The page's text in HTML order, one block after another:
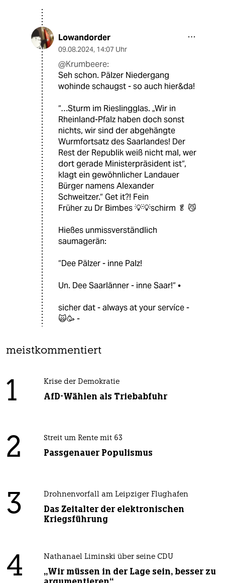
Lowandorder
09.08.2024, 14:07 Uhr
@Krumbeere:
Seh schon. Pälzer Niedergang
wohinde schaugst - so auch hier&da!
“…Sturm im Rieslingglas. „Wir in
Rheinland-Pfalz haben doch sonst
nichts, wir sind der abgehängte
Wurmfortsatz des Saarlandes! Der
Rest der Republik weiß nicht mal, wer
dort gerade Ministerpräsident ist“,
klagt ein gewöhnlicher Landauer
Bürger namens Alexander
Schweitzer.“ Get it?! Fein
Früher zu Dr Bimbes 💡💡schirm 🥬 😼
Hießes unmissverständlich
saumagerän:
“Dee Pälzer - inne Palz!
Un. Dee Saarlänner - inne Saar!“ •
sicher dat - always at your servíce -
🙀🥳 -
meistkommentiert
1 Krise der Demokratie
AfD-Wählen als Triebabfuhr
2 Streit um Rente mit 63
Passgenauer Populismus
3 Drohnenvorfall am Leipziger Flughafen
Das Zeitalter der elektronischen
Kriegsführung
4 Nathanael Liminski über seine CDU
„Wir müssen in der Lage sein, besser zu